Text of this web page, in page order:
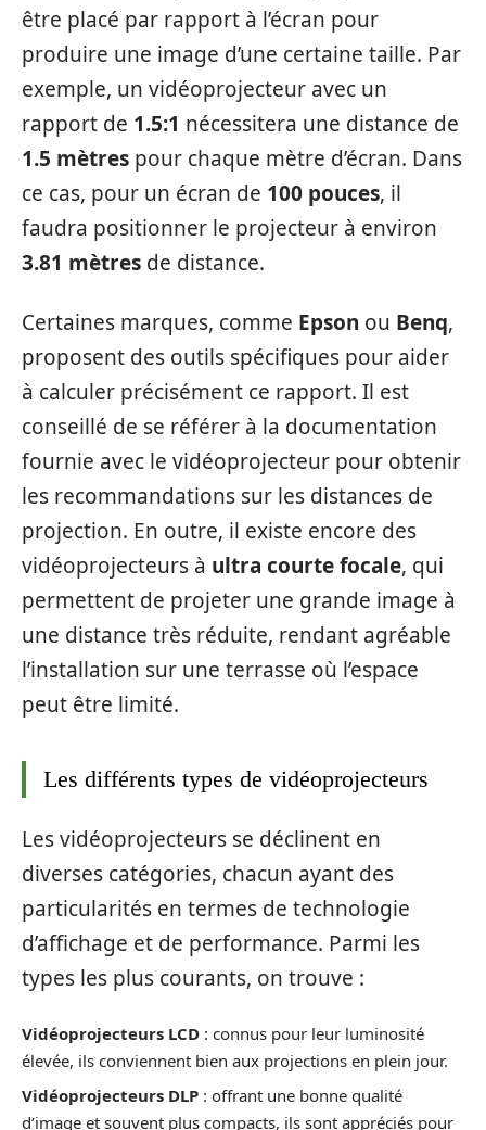
être placé par rapport à l’écran pour
produire une image d’une certaine taille. Par
exemple, un vidéoprojecteur avec un
rapport de 1.5:1 nécessitera une distance de
1.5 mètres pour chaque mètre d’écran. Dans
ce cas, pour un écran de 100 pouces, il
faudra positionner le projecteur à environ
3.81 mètres de distance.
Certaines marques, comme Epson ou Benq,
proposent des outils spécifiques pour aider
à calculer précisément ce rapport. Il est
conseillé de se référer à la documentation
fournie avec le vidéoprojecteur pour obtenir
les recommandations sur les distances de
projection. En outre, il existe encore des
vidéoprojecteurs à ultra courte focale, qui
permettent de projeter une grande image à
une distance très réduite, rendant agréable
l’installation sur une terrasse où l’espace
peut être limité.
Les différents types de vidéoprojecteurs
Les vidéoprojecteurs se déclinent en
diverses catégories, chacun ayant des
particularités en termes de technologie
d’affichage et de performance. Parmi les
types les plus courants, on trouve :
Vidéoprojecteurs LCD : connus pour leur luminosité
élevée, ils conviennent bien aux projections en plein jour.
Vidéoprojecteurs DLP : offrant une bonne qualité
d’image et souvent plus compacts, ils sont appréciés pour